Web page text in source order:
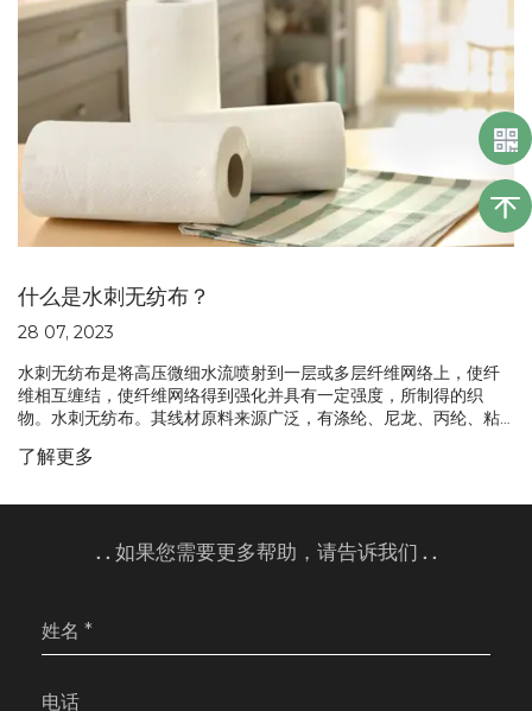
什么是水刺无纺布？
28 07, 2023
水刺无纺布是将高压微细水流喷射到一层或多层纤维网络上，使纤
维相互缠结，使纤维网络得到强化并具有一定强度，所制得的织
物。水刺无纺布。其线材原料来源广泛，有涤纶、尼龙、丙纶、粘
维、海藻纤维等。
了解更多
. . 如果您需要更多帮助，请告诉我们 . .